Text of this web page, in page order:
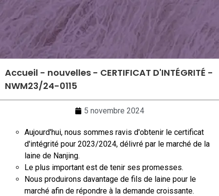
Accueil - nouvelles - CERTIFICAT D'INTÉGRITÉ -
NWM23/24-0115
5 novembre 2024
Aujourd'hui, nous sommes ravis d'obtenir le certificat
d'intégrité pour 2023/2024, délivré par le marché de la
laine de Nanjing.
Le plus important est de tenir ses promesses.
Nous produirons davantage de fils de laine pour le
marché afin de répondre à la demande croissante.